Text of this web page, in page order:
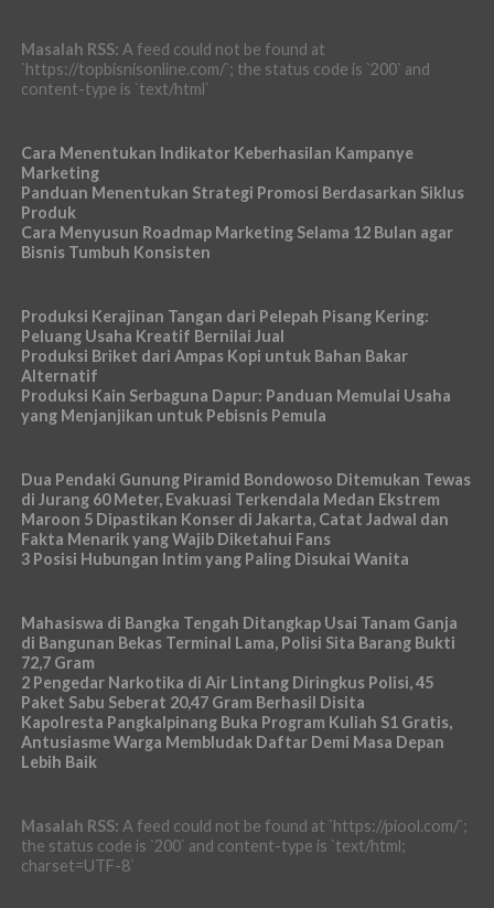
Masalah RSS: A feed could not be found at
`https://topbisnisonline.com/`; the status code is `200` and
content-type is `text/html`
Cara Menentukan Indikator Keberhasilan Kampanye
Marketing
Panduan Menentukan Strategi Promosi Berdasarkan Siklus
Produk
Cara Menyusun Roadmap Marketing Selama 12 Bulan agar
Bisnis Tumbuh Konsisten
Produksi Kerajinan Tangan dari Pelepah Pisang Kering:
Peluang Usaha Kreatif Bernilai Jual
Produksi Briket dari Ampas Kopi untuk Bahan Bakar
Alternatif
Produksi Kain Serbaguna Dapur: Panduan Memulai Usaha
yang Menjanjikan untuk Pebisnis Pemula
Dua Pendaki Gunung Piramid Bondowoso Ditemukan Tewas
di Jurang 60 Meter, Evakuasi Terkendala Medan Ekstrem
Maroon 5 Dipastikan Konser di Jakarta, Catat Jadwal dan
Fakta Menarik yang Wajib Diketahui Fans
3 Posisi Hubungan Intim yang Paling Disukai Wanita
Mahasiswa di Bangka Tengah Ditangkap Usai Tanam Ganja
di Bangunan Bekas Terminal Lama, Polisi Sita Barang Bukti
72,7 Gram
2 Pengedar Narkotika di Air Lintang Diringkus Polisi, 45
Paket Sabu Seberat 20,47 Gram Berhasil Disita
Kapolresta Pangkalpinang Buka Program Kuliah S1 Gratis,
Antusiasme Warga Membludak Daftar Demi Masa Depan
Lebih Baik
Masalah RSS: A feed could not be found at `https://piool.com/`;
the status code is `200` and content-type is `text/html;
charset=UTF-8`